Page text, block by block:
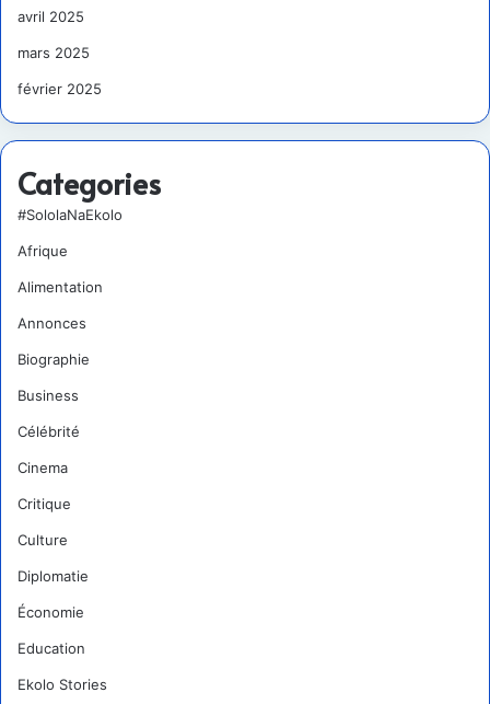
avril 2025
mars 2025
février 2025
Categories
#SololaNaEkolo
Afrique
Alimentation
Annonces
Biographie
Business
Célébrité
Cinema
Critique
Culture
Diplomatie
Économie
Education
Ekolo Stories